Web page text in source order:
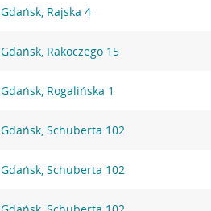
Gdańsk, Rajska 4
Gdańsk, Rakoczego 15
Gdańsk, Rogalińska 1
Gdańsk, Schuberta 102
Gdańsk, Schuberta 102